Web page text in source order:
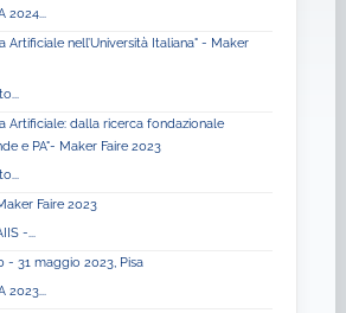
2024...
Artificiale nell’Università Italiana" - Maker
Artificiale: dalla ricerca fondazionale
e PA"- Maker Faire 2023
Faire 2023
-...
- 31 maggio 2023, Pisa
2023...